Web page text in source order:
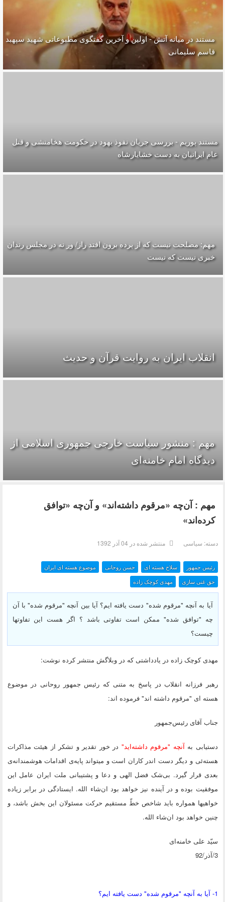
مستند در میانه آتش - اولین و آخرین گفتگوی مطبوعاتی شهید سپهبد
قاسم سلیمانی
مستند پوریم - بررسی جریان نفوذ یهود در حکومت هخامنشی و قتل
عام ایرانیان به دست خشایارشاه
مهم: مصلحت نیست که از پرده برون افتد راز/ ور نه در مجلس رندان
خبری نیست که نیست
انقلاب ایران به روایت قرآن و حدیث
مهم : منشور سیاست خارجی جمهوری اسلامی از
دیدگاه امام خامنه‌ای
مهم : آن‌چه «مرقوم داشته‌اند» و آن‌چه «توافق
کرده‌اند»
دسته: سیاسی منتشر شده در 04 آذر 1392
رئیس جمهور سلاح هسته ای حسن روحانی
موضوع هسته ای ایران
مهدی کوچک زاده
حق غنی سازی
آیا به آنچه "مرقوم شده" دست یافته ایم؟ آیا بین آنچه "مرقوم شده" با آن
چه "توافق شده" ممکن است تفاوتی باشد ؟ اگر هست این تفاوتها
چیست؟
مهدی کوچک زاده در یادداشتی که در وبلاگش منتشر کرده نوشت:
رهبر فرزانه انقلاب در پاسخ به متنی که رئیس جمهور روحانی در موضوع
هسته ای "مرقوم داشته اند" فرموده اند:
جناب آقای رئیس‌جمهور
دستیابی بهآنچه "مرقوم داشته‌اید" در خور تقدیر و تشکر از هیئت مذاکرات
هسته‌ئی و دیگر دست اندر کاران است و میتواند پایه‌ی اقدامات هوشمندانه‌ی
بعدی قرار گیرد. بی‌شک فضل الهی و دعا و پشتیبانی ملت ایران عامل این
موفقیت بوده و در آینده نیز خواهد بود ان‌شاء الله. ایستادگی در برابر زیاده
خواهیها همواره باید شاخص خطّ مستقیم حرکت مسئولان این بخش باشد، و
چنین خواهد بود ان‌شاء الله.
سیّد علی خامنه‌ای
3/آذر/92
1- آیا به آنچه "مرقوم شده" دست یافته ایم؟